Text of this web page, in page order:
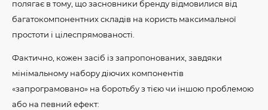
полягає в тому, що засновники бренду відмовилися від
багатокомпонентних складів на користь максимальної
простоти і цілеспрямованості.
Фактично, кожен засіб із запропонованих, завдяки
мінімальному набору діючих компонентів
«запрограмовано» на боротьбу з тією чи іншою проблемою
або на певний ефект: